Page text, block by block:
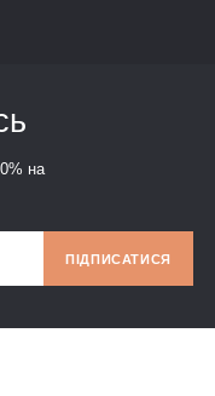
на
ПІДПИСАТИСЯ